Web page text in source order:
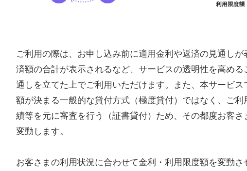
ご利用の際は、お申し込み前に適用金利や返済の見通し
済額の合計が表示されるなど、サービスの透明性を高め
通しを立てた上でご利用いただけます。また、本サービ
額が決まる一般的な貸付方式（極度貸付）ではなく、ご
績等を元に審査を行う（証書貸付）ため、その都度お客
変動します。
お客さまの利用状況に合わせて金利・利用限度額を変動